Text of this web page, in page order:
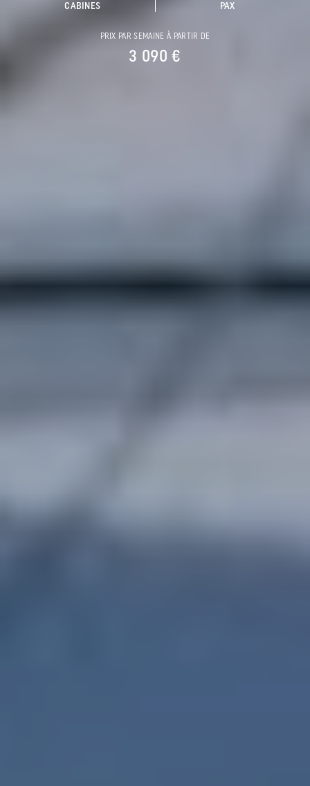
CABINES PAX
PRIX PAR SEMAINE À PARTIR DE
3 090 €